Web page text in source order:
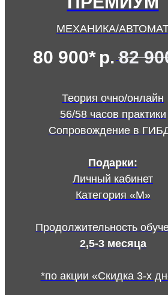
МЕХАНИКА/
80 900* р. 82
Теория очно/онлайн
56/58 часов практики
Сопровождение в
Подарки:
Личный кабинет
Категория «М»
Продолжительность
2,5-3 месяца
*по акции «Скидка 3-х